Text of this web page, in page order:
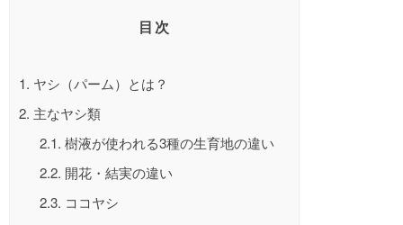
目次
1. ヤシ（パーム）とは？
2. 主なヤシ類
2.1. 樹液が使われる3種の生育地の違い
2.2. 開花・結実の違い
2.3. ココヤシ